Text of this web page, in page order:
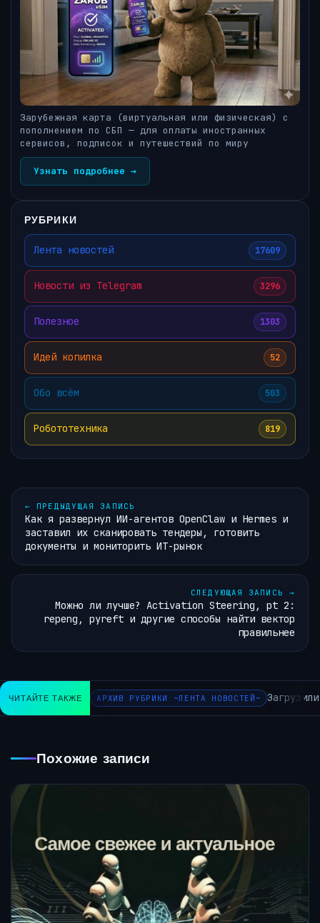
Зарубежная карта (виртуальная или физическая) с
пополнением по СБП — для оплаты иностранных
сервисов, подписок и путешествий по миру
Узнать подробнее →
РУБРИКИ
Лента новостей 17609
Новости из Telegram 3296
Полезное 1303
Идей копилка 52
Обо всём 503
Робототехника 819
← ПРЕДЫДУЩАЯ ЗАПИСЬ
Как я развернул ИИ-агентов OpenClaw и Hermes и
заставил их сканировать тендеры, готовить
документы и мониторить ИТ-рынок
СЛЕДУЮЩАЯ ЗАПИСЬ →
Можно ли лучше? Activation Steering, pt 2:
repeng, pyreft и другие способы найти вектор
правильнее
ЧИТАЙТЕ ТАКЖЕ АРХИВ РУБРИКИ ~ЛЕНТА НОВОСТЕЙ~
Похожие записи